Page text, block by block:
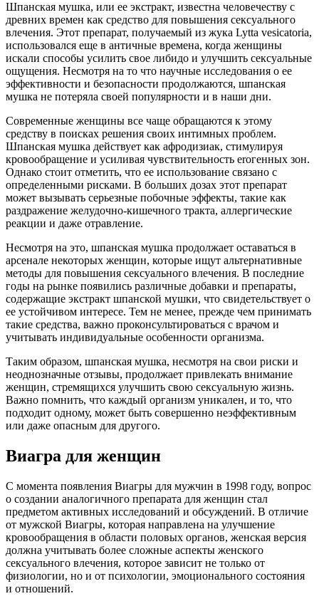
Шпанская мушка, или ее экстракт, известна человечеству с
древних времен как средство для повышения сексуального
влечения. Этот препарат, получаемый из жука Lytta vesicatoria,
использовался еще в античные времена, когда женщины
искали способы усилить свое либидо и улучшить сексуальные
ощущения. Несмотря на то что научные исследования о ее
эффективности и безопасности продолжаются, шпанская
мушка не потеряла своей популярности и в наши дни.
Современные женщины все чаще обращаются к этому
средству в поисках решения своих интимных проблем.
Шпанская мушка действует как афродизиак, стимулируя
кровообращение и усиливая чувствительность erогенных зон.
Однако стоит отметить, что ее использование связано с
определенными рисками. В больших дозах этот препарат
может вызывать серьезные побочные эффекты, такие как
раздражение желудочно-кишечного тракта, аллергические
реакции и даже отравление.
Несмотря на это, шпанская мушка продолжает оставаться в
арсенале некоторых женщин, которые ищут альтернативные
методы для повышения сексуального влечения. В последние
годы на рынке появились различные добавки и препараты,
содержащие экстракт шпанской мушки, что свидетельствует о
ее устойчивом интересе. Тем не менее, прежде чем принимать
такие средства, важно проконсультироваться с врачом и
учитывать индивидуальные особенности организма.
Таким образом, шпанская мушка, несмотря на свои риски и
неоднозначные отзывы, продолжает привлекать внимание
женщин, стремящихся улучшить свою сексуальную жизнь.
Важно помнить, что каждый организм уникален, и то, что
подходит одному, может быть совершенно неэффективным
или даже опасным для другого.
Виагра для женщин
С момента появления Виагры для мужчин в 1998 году, вопрос
о создании аналогичного препарата для женщин стал
предметом активных исследований и обсуждений. В отличие
от мужской Виагры, которая направлена на улучшение
кровообращения в области половых органов, женская версия
должна учитывать более сложные аспекты женского
сексуального влечения, которое зависит не только от
физиологии, но и от психологии, эмоционального состояния
и отношений.